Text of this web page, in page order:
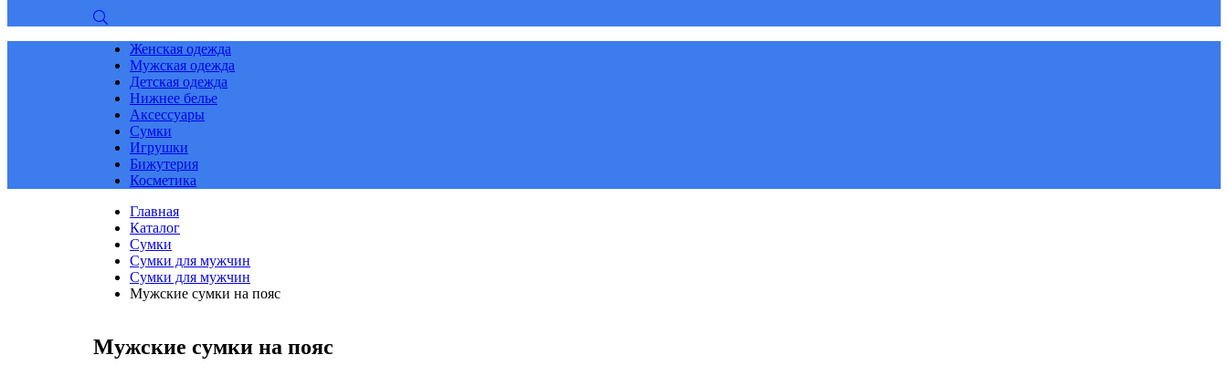
Женская одежда
Мужская одежда
Детская одежда
Нижнее белье
Аксессуары
Сумки
Игрушки
Бижутерия
Косметика
Главная
Каталог
Сумки
Сумки для мужчин
Сумки для мужчин
Мужские сумки на пояс
Мужские сумки на пояс